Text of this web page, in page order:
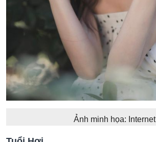
Ảnh minh họa: Internet